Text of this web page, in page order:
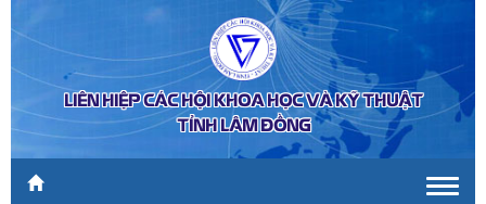
LIÊN HIỆP CÁC HỘI KHOA HỌC VÀ KỸ THUẬT
TỈNH LÂM ĐỒNG